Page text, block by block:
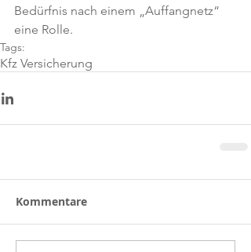
Bedürfnis nach einem „Auffangnetz“
eine Rolle.
Tags:
Kfz Versicherung
Kommentare